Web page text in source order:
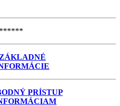
ZÁKLADNÉ
PRÍSTUP